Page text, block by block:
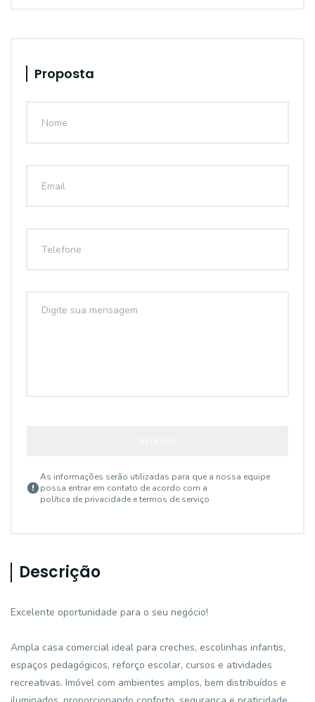
Proposta
As informações serão utilizadas para que a nossa equipe
possa entrar em contato de acordo com a
política de privacidade e termos de serviço
Descrição
Excelente oportunidade para o seu negócio!
Ampla casa comercial ideal para creches, escolinhas infantis,
espaços pedagógicos, reforço escolar, cursos e atividades
recreativas. Imóvel com ambientes amplos, bem distribuídos e